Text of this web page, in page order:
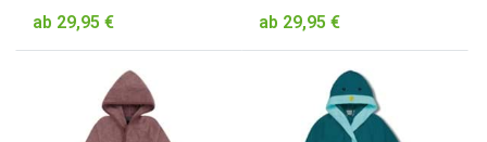
ab 29,95 € ab 29,95 €